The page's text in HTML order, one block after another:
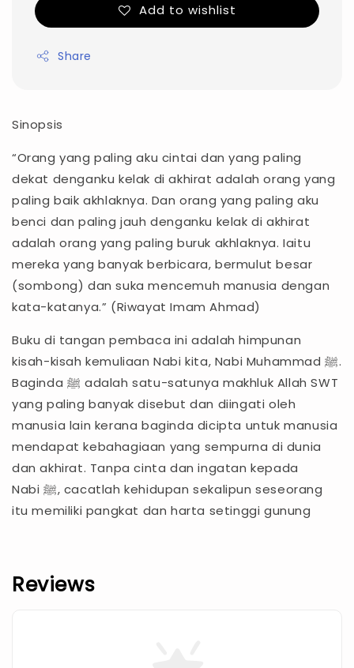
Add to wishlist
Share
Sinopsis
“Orang yang paling aku cintai dan yang paling
dekat denganku kelak di akhirat adalah orang yang
paling baik akhlaknya. Dan orang yang paling aku
benci dan paling jauh denganku kelak di akhirat
adalah orang yang paling buruk akhlaknya. Iaitu
mereka yang banyak berbicara, bermulut besar
(sombong) dan suka mencemuh manusia dengan
kata-katanya.” (Riwayat Imam Ahmad)
Buku di tangan pembaca ini adalah himpunan
kisah-kisah kemuliaan Nabi kita, Nabi Muhammad ﷺ.
Baginda ﷺ adalah satu-satunya makhluk Allah SWT
yang paling banyak disebut dan diingati oleh
manusia lain kerana baginda dicipta untuk manusia
mendapat kebahagiaan yang sempurna di dunia
dan akhirat. Tanpa cinta dan ingatan kepada
Nabi ﷺ, cacatlah kehidupan sekalipun seseorang
itu memiliki pangkat dan harta setinggi gunung
Reviews